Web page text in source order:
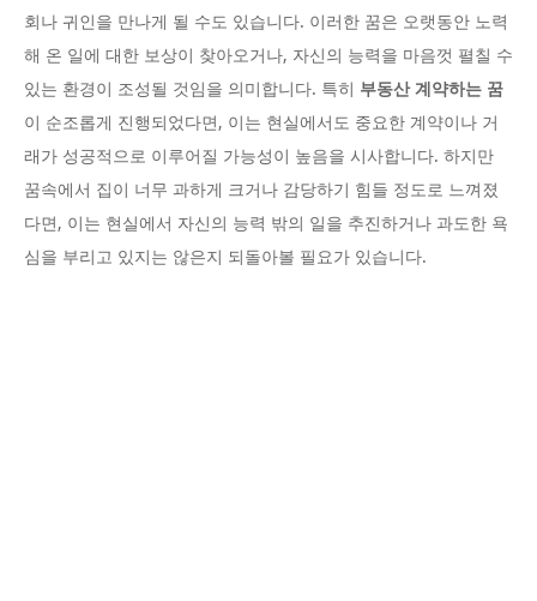
회나 귀인을 만나게 될 수도 있습니다. 이러한 꿈은 오랫동안 노력
해 온 일에 대한 보상이 찾아오거나, 자신의 능력을 마음껏 펼칠 수
있는 환경이 조성될 것임을 의미합니다. 특히 부동산 계약하는 꿈
이 순조롭게 진행되었다면, 이는 현실에서도 중요한 계약이나 거
래가 성공적으로 이루어질 가능성이 높음을 시사합니다. 하지만
꿈속에서 집이 너무 과하게 크거나 감당하기 힘들 정도로 느껴졌
다면, 이는 현실에서 자신의 능력 밖의 일을 추진하거나 과도한 욕
심을 부리고 있지는 않은지 되돌아볼 필요가 있습니다.